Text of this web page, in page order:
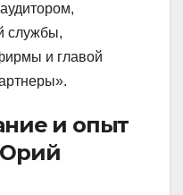
службы,
и главой
и опыт